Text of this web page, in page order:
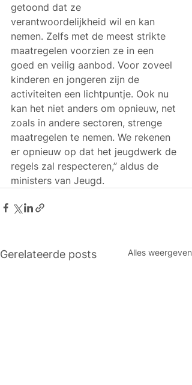
getoond dat ze
verantwoordelijkheid wil en kan
nemen. Zelfs met de meest strikte
maatregelen voorzien ze in een
goed en veilig aanbod. Voor zoveel
kinderen en jongeren zijn de
activiteiten een lichtpuntje. Ook nu
kan het niet anders om opnieuw, net
zoals in andere sectoren, strenge
maatregelen te nemen. We rekenen
er opnieuw op dat het jeugdwerk de
regels zal respecteren,” aldus de
ministers van Jeugd.
Gerelateerde posts Alles weergeven